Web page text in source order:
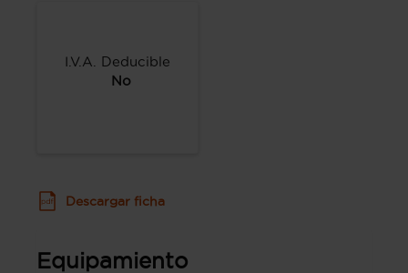
I.V.A. Deducible
No
Descargar ficha
Equipamiento